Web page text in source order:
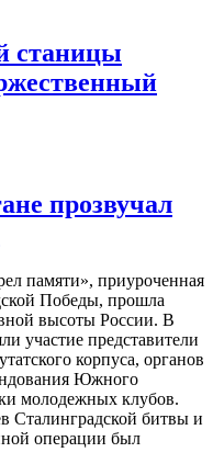
станицы
прозвучал
памяти», приуроченная
Победы, прошла
высоты России. В
участие представители
корпуса, органов
Южного
молодежных клубов.
Сталинградской битвы и
операции был